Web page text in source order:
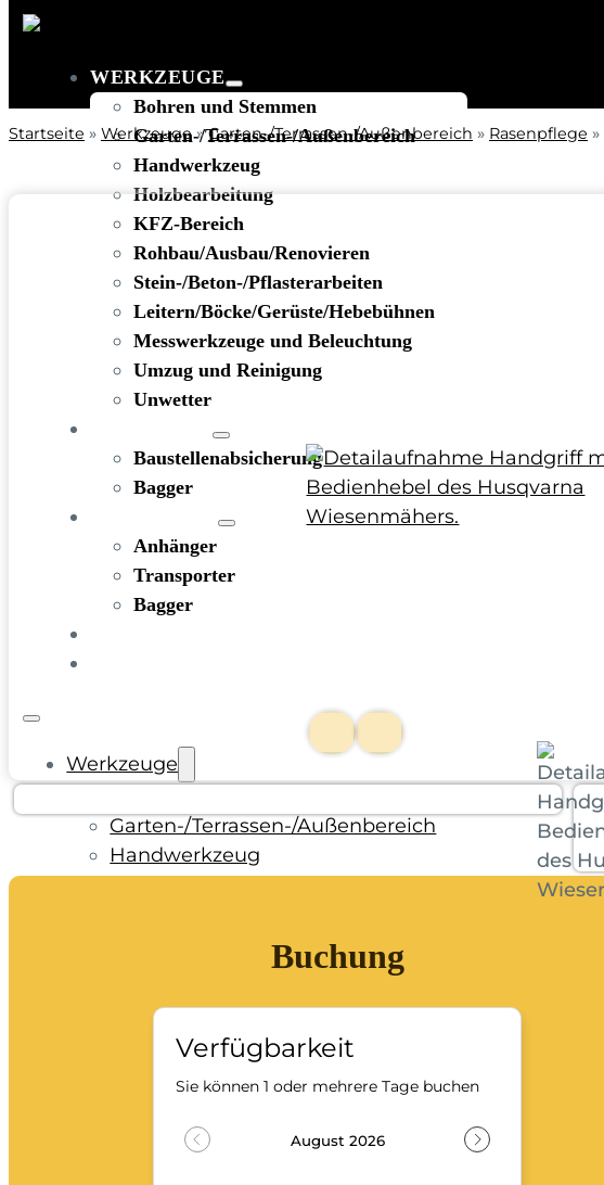
WERKZEUGE
Bohren und Stemmen
Garten-/Terrassen-/Außenbereich
Handwerkzeug
Holzbearbeitung
KFZ-Bereich
Rohbau/Ausbau/Renovieren
Stein-/Beton-/Pflasterarbeiten
Leitern/Böcke/Gerüste/Hebebühnen
Messwerkzeuge und Beleuchtung
Umzug und Reinigung
Unwetter
Baustellenabsicherung
Bagger
Anhänger
Transporter
Bagger
Werkzeuge
Garten-/Terrassen-/Außenbereich
Handwerkzeug
Rohbau/Ausbau/Renovieren
Stein-/Beton-/Pflasterarbeiten
Leitern/Böcke/Gerüste/Hebebühnen
Umzug und Reinigung
Unwetter
Baustellenabsicherung
Startseite » Werkzeuge»Garten-/Terrassen-/Außenbereich » Rasenpflege »
Buchung